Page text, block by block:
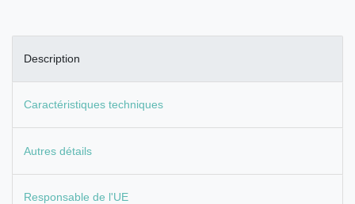
Description
Caractéristiques techniques
Autres détails
Responsable de l'UE